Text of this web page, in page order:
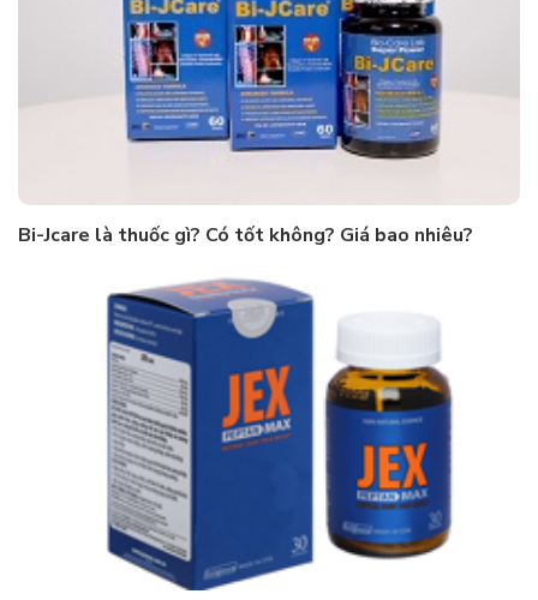
Bi-Jcare là thuốc gì? Có tốt không? Giá bao nhiêu?